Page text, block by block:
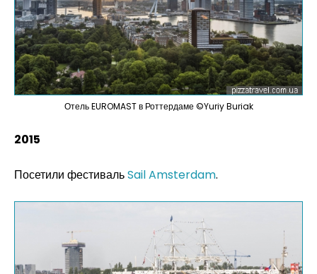
Отель EUROMAST в Роттердаме ©Yuriy Buriak
2015
Посетили фестивальSail Amsterdam.